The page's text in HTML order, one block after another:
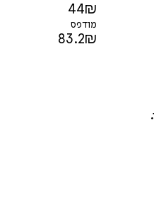
44₪
מודפס
83.2₪